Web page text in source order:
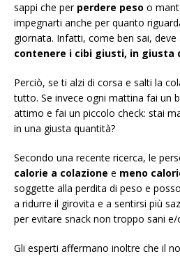
sappi che per perdere peso o
impegnarti anche per quanto
giornata. Infatti, come ben sai,
contenere i cibi giusti, in giusta
Perciò, se ti alzi di corsa e salti la
tutto. Se invece ogni mattina fai un
attimo e fai un piccolo check: stai
in una giusta quantità?
Secondo una recente ricerca, le
calorie a colazione e meno
soggette alla perdita di peso e
a ridurre il girovita e a sentirsi più
per evitare snack non troppo sani e/
Gli esperti affermano inoltre che il